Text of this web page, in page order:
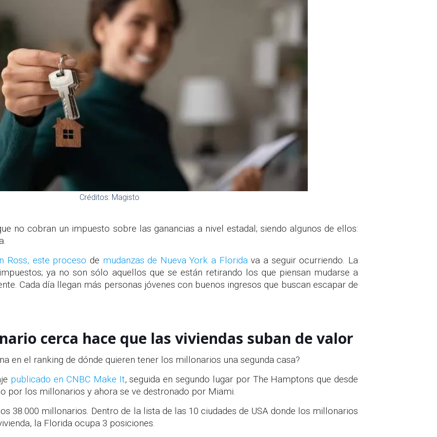
Créditos: Magisto
no cobran un impuesto sobre las ganancias a nivel estadal; siendo algunos de ellos:
Ross, este proceso de mudanzas de Nueva York a Floridava a seguir ocurriendo. La
ya no son sólo aquellos que se están retirando los que piensan mudarse a
Cada día llegan más personas jóvenes con buenos ingresos que buscan escapar de
cerca hace que las viviendas suban de valor
en el ranking de dónde quieren tener los millonarios una segunda casa?
publicado en CNBC Make It, seguida en segundo lugar por The Hamptons que desde
por los millonarios y ahora se ve destronado por Miami.
38.000 millonarios. Dentro de la lista de las 10 ciudades de USA donde los millonarios
la Florida ocupa 3 posiciones.